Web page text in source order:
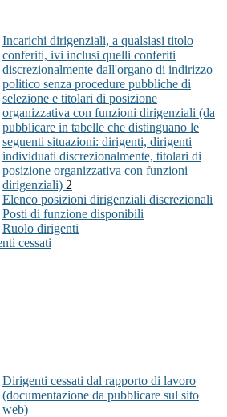
Incarichi dirigenziali, a qualsiasi titolo
conferiti, ivi inclusi quelli conferiti
discrezionalmente dall'organo di indirizzo
politico senza procedure pubbliche di
selezione e titolari di posizione
organizzativa con funzioni dirigenziali (da
pubblicare in tabelle che distinguano le
seguenti situazioni: dirigenti, dirigenti
individuati discrezionalmente, titolari di
posizione organizzativa con funzioni
dirigenziali) 2
Elenco posizioni dirigenziali discrezionali
Posti di funzione disponibili
Ruolo dirigenti
cessati
Dirigenti cessati dal rapporto di lavoro
(documentazione da pubblicare sul sito
web)